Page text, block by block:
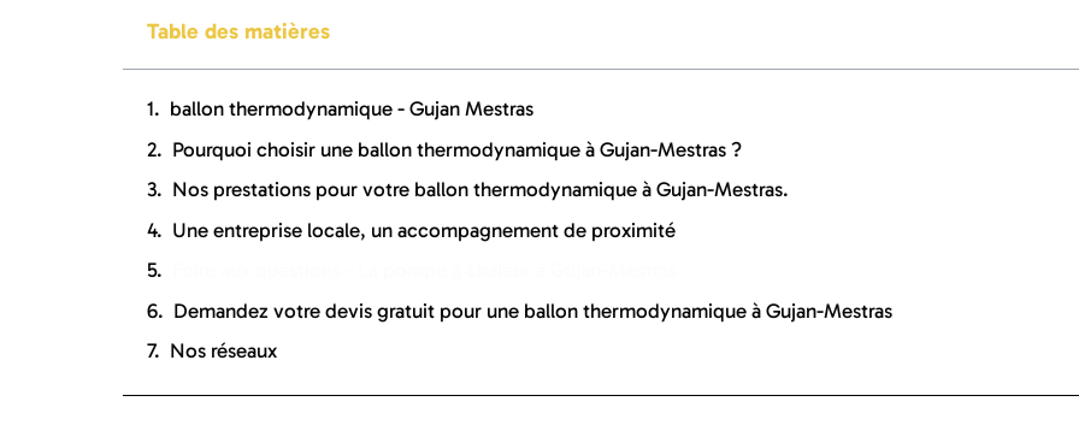
Table des matières
ballon thermodynamique - Gujan Mestras
Pourquoi choisir une ballon thermodynamique à Gujan-Mestras ?
Nos prestations pour votre ballon thermodynamique à Gujan-Mestras.
Une entreprise locale, un accompagnement de proximité
Demandez votre devis gratuit pour une ballon thermodynamique à Gujan-Mestras
Nos réseaux